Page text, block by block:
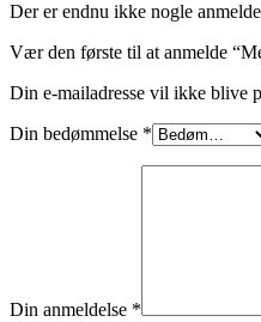
Der er endnu ikke nogle
Vær den første til at anmelde
Din e-mailadresse vil ikke blive
Din bedømmelse *
Din anmeldelse *